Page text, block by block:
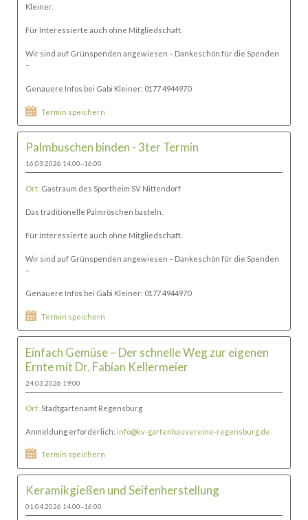
Kleiner.
Für Interessierte auch ohne Mitgliedschaft.
Wir sind auf Grünspenden angewiesen – Dankeschön für die Spenden
–
Genauere Infos bei Gabi Kleiner: 0177 4944970
Termin speichern
Palmbuschen binden - 3ter Termin
16.03.2026 14:00–16:00
Ort: Gastraum des Sportheim SV Nittendorf
Das traditionelle Palmröschen basteln.
Für Interessierte auch ohne Mitgliedschaft.
Wir sind auf Grünspenden angewiesen – Dankeschön für die Spenden
–
Genauere Infos bei Gabi Kleiner: 0177 4944970
Termin speichern
Einfach Gemüse – Der schnelle Weg zur eigenen
Ernte mit Dr. Fabian Kellermeier
24.03.2026 19:00
Ort: Stadtgartenamt Regensburg
Anmeldung erforderlich:info@kv-gartenbauvereine-regensburg.de
Termin speichern
Keramikgießen und Seifenherstellung
01.04.2026 14:00–16:00